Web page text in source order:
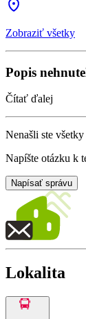
Zobraziť všetky
Popis
Čítať ďalej
Nenašli ste
Napíšte otázku k
Napísať správu
Lokalita